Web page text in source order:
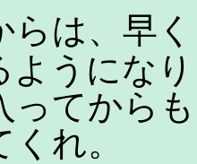
らは、早
ようにな
ってから
れ。